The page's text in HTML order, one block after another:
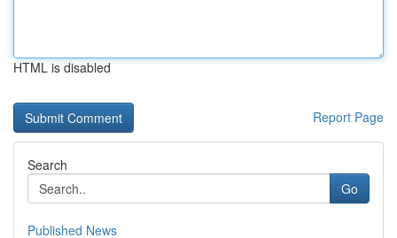
HTML is disabled
Report Page
Search
Go
Published News